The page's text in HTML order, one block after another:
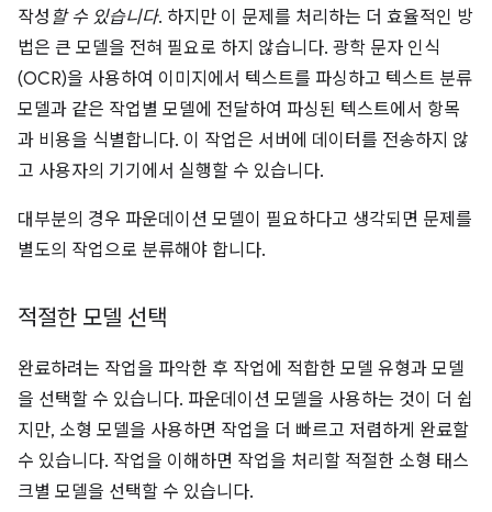
작성 할 수 있습니다. 하지만 이 문제를 처리하는 더 효율적인 방
법은 큰 모델을 전혀 필요로 하지 않습니다. 광학 문자 인식
(OCR)을 사용하여 이미지에서 텍스트를 파싱하고 텍스트 분류
모델과 같은 작업별 모델에 전달하여 파싱된 텍스트에서 항목
과 비용을 식별합니다. 이 작업은 서버에 데이터를 전송하지 않
고 사용자의 기기에서 실행할 수 있습니다.
대부분의 경우 파운데이션 모델이 필요하다고 생각되면 문제를
별도의 작업으로 분류해야 합니다.
적절한 모델 선택
완료하려는 작업을 파악한 후 작업에 적합한 모델 유형과 모델
을 선택할 수 있습니다. 파운데이션 모델을 사용하는 것이 더 쉽
지만, 소형 모델을 사용하면 작업을 더 빠르고 저렴하게 완료할
수 있습니다. 작업을 이해하면 작업을 처리할 적절한 소형 태스
크별 모델을 선택할 수 있습니다.